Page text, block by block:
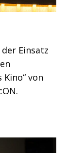
Einsatz
von